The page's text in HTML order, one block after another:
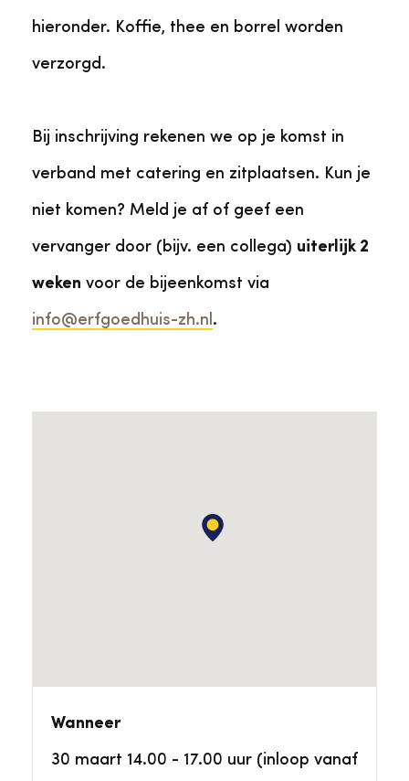
hieronder. Koffie, thee en borrel worden
verzorgd.
Bij inschrijving rekenen we op je komst in
verband met catering en zitplaatsen. Kun je
niet komen? Meld je af of geef een
vervanger door (bijv. een collega) uiterlijk 2
weken voor de bijeenkomst via
info@erfgoedhuis-zh.nl .
Wanneer
30 maart 14.00 - 17.00 uur (inloop vanaf